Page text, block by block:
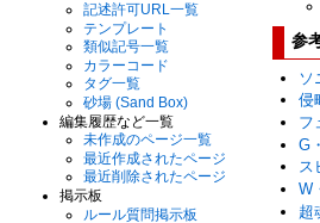
記述許可URL一覧
テンプレート
類似記号一覧
カラーコード
タグ一覧
砂場 (Sand Box)
編集履歴など一覧
未作成のページ一覧
最近作成されたページ
最近削除されたページ
掲示板
ルール質問掲示板
参
ソ
侵
フ
G
ス
W
超